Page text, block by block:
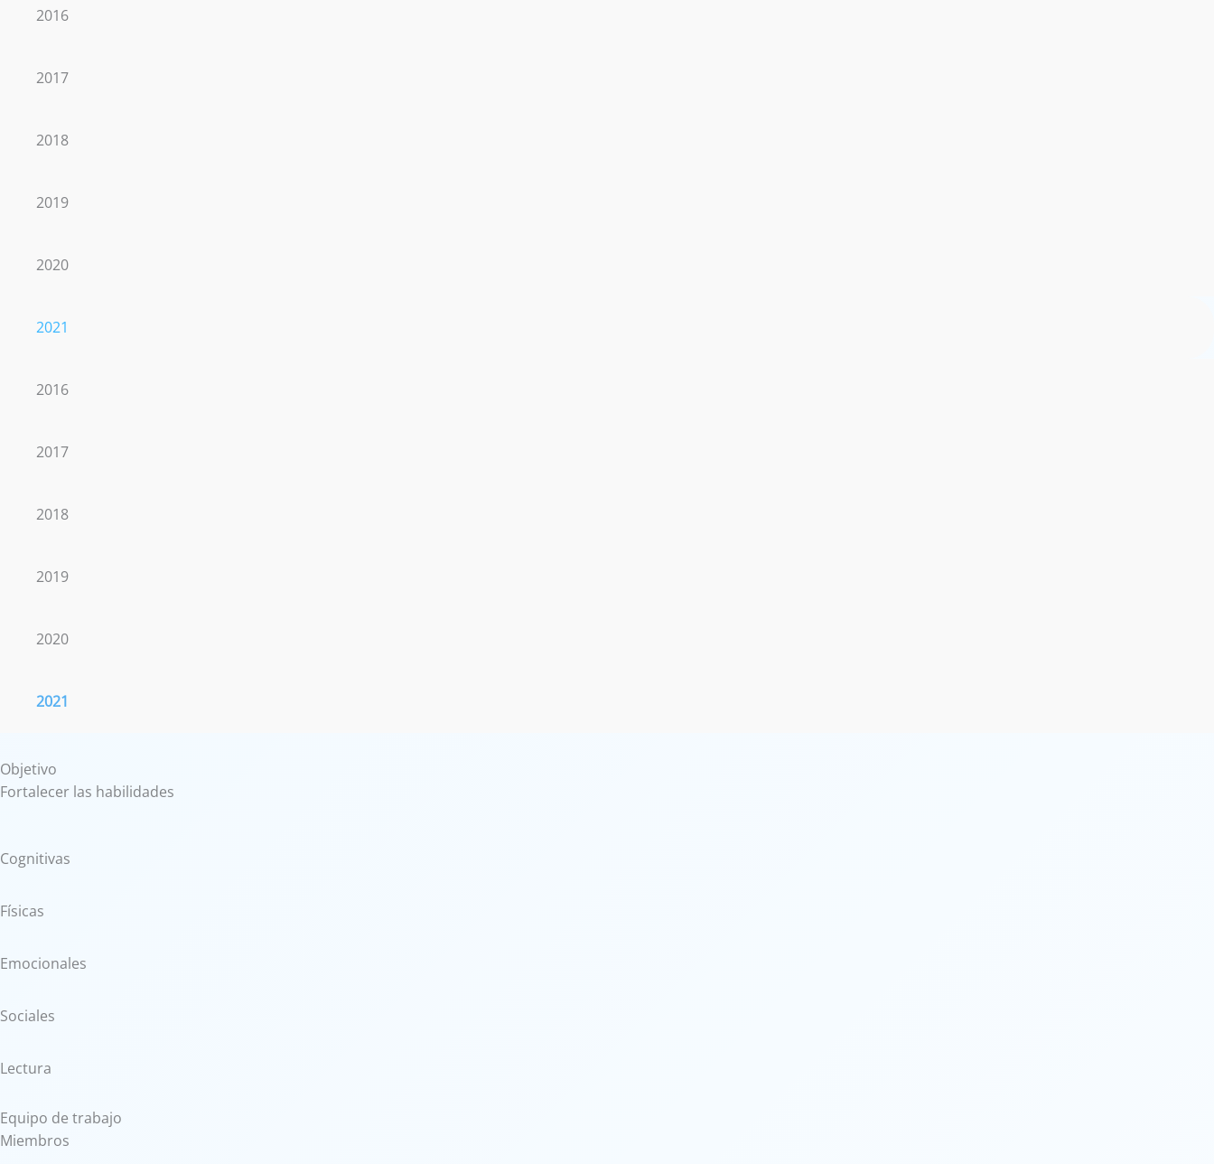
2016
2017
2018
2019
2020
2021
2016
2017
2018
2019
2020
2021
Objetivo
Fortalecer las habilidades
Cognitivas
Físicas
Emocionales
Sociales
Lectura
Equipo de trabajo
Miembros